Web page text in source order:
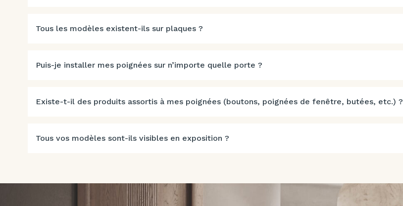
Tous les modèles existent-ils sur plaques ?
Puis-je installer mes poignées sur n’importe quelle porte ?
Existe-t-il des produits assortis à mes poignées (boutons, poignées de fenêtre, butées, etc.) ?
Tous vos modèles sont-ils visibles en exposition ?